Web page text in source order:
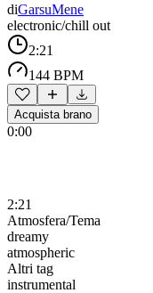
diGarsuMene
electronic/chill out
2:21
144 BPM
Acquista brano
0:00
2:21
Atmosfera/Tema
dreamy
atmospheric
Altri tag
instrumental